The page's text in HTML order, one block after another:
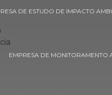
DE ESTUDO DE IMPACTO
EMPRESA DE MONITORAMENTO
Empresa de
drone